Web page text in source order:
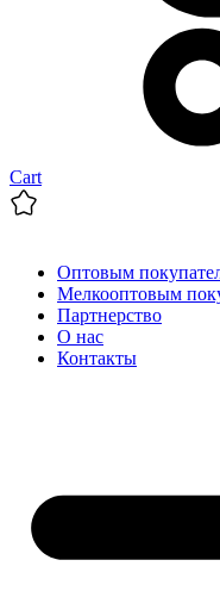
Cart
Оптовым
Мелкооптовым
Партнерство
О нас
Контакты